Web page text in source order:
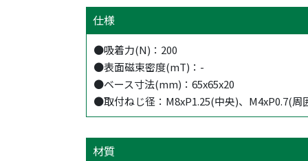
仕様
●吸着力(N)：200
●表面磁束密度(mT)：-
●ベース寸法(mm)：65x65x20
●取付ねじ径：M8xP1.25(中央)、M4xP0.7(周
材質